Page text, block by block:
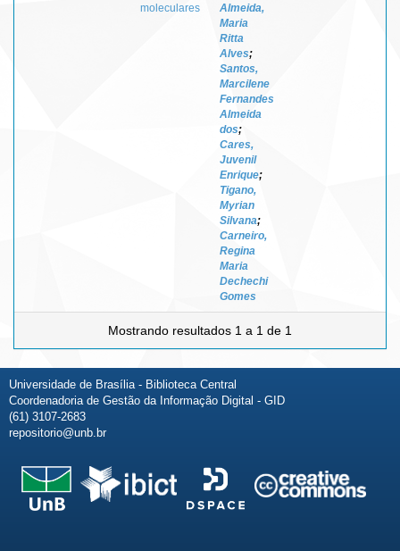
moleculares
Almeida,
Maria
Ritta
Alves;
Santos,
Marcilene
Fernandes
Almeida
dos;
Cares,
Juvenil
Enrique;
Tigano,
Myrian
Silvana;
Carneiro,
Regina
Maria
Dechechi
Gomes
Mostrando resultados 1 a 1 de 1
Universidade de Brasília - Biblioteca Central
Coordenadoria de Gestão da Informação Digital - GID
(61) 3107-2683
repositorio@unb.br